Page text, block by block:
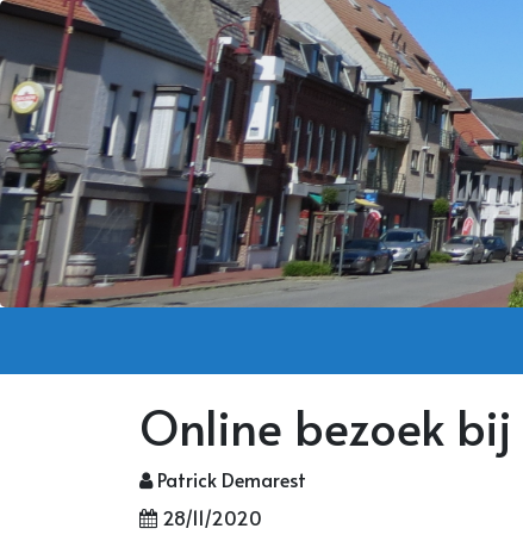
Online bezoek
Patrick Demarest
28/11/2020